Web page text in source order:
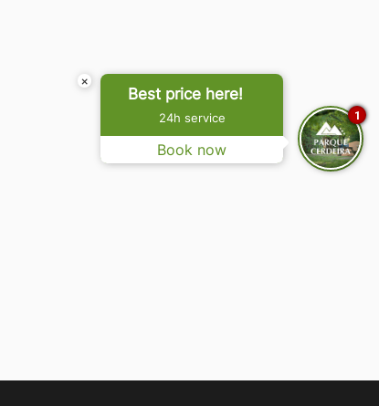
×
Best price here!
24h service
Book now
1